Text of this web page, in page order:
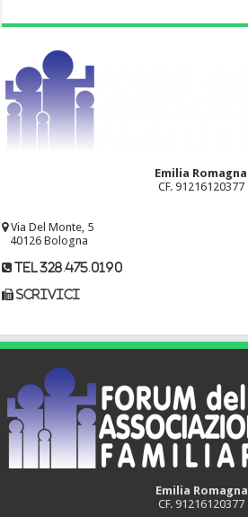
Emilia Romagna
CF. 91216120377
Via Del Monte, 5
40126 Bologna
tel 328.475.0190
scrivici
Emilia Romagna
CF. 91216120377